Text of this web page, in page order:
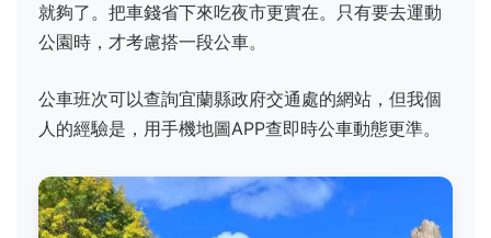
就夠了。把車錢省下來吃夜市更實在。只有要去運動
公園時，才考慮搭一段公車。
公車班次可以查詢宜蘭縣政府交通處的網站，但我個
人的經驗是，用手機地圖APP查即時公車動態更準。